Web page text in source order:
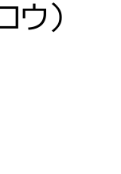
ウ）
身】
】